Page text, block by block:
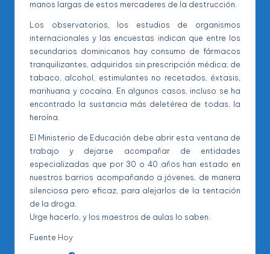
manos largas de estos mercaderes de la destrucción.
Los observatorios, los estudios de organismos
internacionales y las encuestas indican que entre los
secundarios dominicanos hay consumo de fármacos
tranquilizantes, adquiridos sin prescripción médica; de
tabaco, alcohol, estimulantes no recetados, éxtasis,
marihuana y cocaína. En algunos casos, incluso se ha
encontrado la sustancia más deletérea de todas, la
heroína.
El Ministerio de Educación debe abrir esta ventana de
trabajo y dejarse acompañar de entidades
especializadas que por 30 o 40 años han estado en
nuestros barrios acompañando a jóvenes, de manera
silenciosa pero eficaz, para alejarlos de la tentación
de la droga.
Urge hacerlo, y los maestros de aulas lo saben.
Fuente Hoy